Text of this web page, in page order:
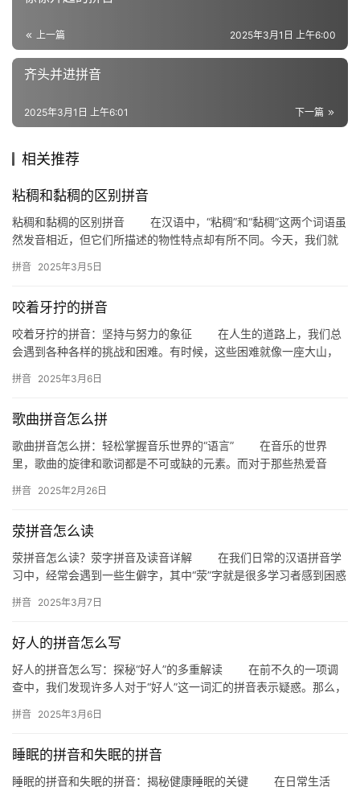
反
义
词
义
组
词
拼
音
上一篇 2025年3月1日 上午6:00
齐头并进拼音
下一篇
2025年3月1日 上午6:01
相关推荐
粘稠和黏稠的区别拼音
粘稠和黏稠的区别拼音 在汉语中，“粘稠”和“黏稠”这两个词语虽
然发音相近，但它们所描述的物性特点却有所不同。今天，我们就
拼音 2025年3月5日
咬着牙拧的拼音
咬着牙拧的拼音：坚持与努力的象征 在人生的道路上，我们总
会遇到各种各样的挑战和困难。有时候，这些困难就像一座大山，
拼音 2025年3月6日
歌曲拼音怎么拼
歌曲拼音怎么拼：轻松掌握音乐世界的“语言” 在音乐的世界
里，歌曲的旋律和歌词都是不可或缺的元素。而对于那些热爱音
的技能…
拼音 2025年2月26日
荥拼音怎么读
荥拼音怎么读？荥字拼音及读音详解 在我们日常的汉语拼音学
习中，经常会遇到一些生僻字，其中“荥”字就是很多学习者感到困惑
拼音 2025年3月7日
好人的拼音怎么写
好人的拼音怎么写：探秘“好人”的多重解读 在前不久的一项调
查中，我们发现许多人对于“好人”这一词汇的拼音表示疑惑。那么，
拼音 2025年3月6日
睡眠的拼音和失眠的拼音
睡眠的拼音和失眠的拼音：揭秘健康睡眠的关键 在日常生活